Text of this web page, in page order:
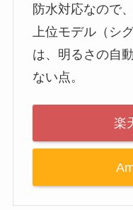
防水対応なので
上位モデル（シ
は、明るさの自
ない点。
楽